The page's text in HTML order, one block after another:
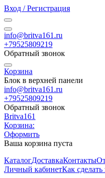
Вход / Регистрация
info@britva161.ru
+79525809219
Обратный звонок
Корзина
Блок в верхней панели
info@britva161.ru
+79525809219
Обратный звонок
Britva161
Корзина:
Оформить
Ваша корзина пуста
КаталогДоставкаКонтакты
Личный кабинетКак сделать